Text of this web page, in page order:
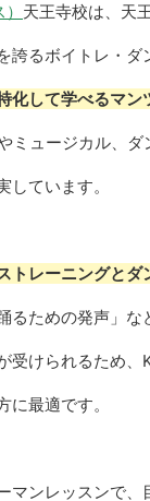
天王寺校は、天
誇るボイトレ・ダ
化して学べるマン
ミュージカル、
しています。
トレーニングとダ
るための発声」な
受けられるため、
に最適です。
マンレッスンで、